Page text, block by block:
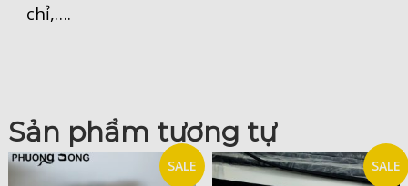
chỉ,….
Sản phẩm tương tự
SALE SALE